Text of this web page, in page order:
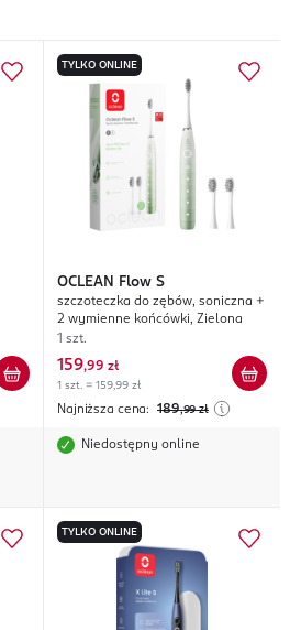
TYLKO ONLINE
OCLEAN Flow S
szczoteczka do zębów, soniczna +
2 wymienne końcówki, Zielona
1 szt.
159,99 zł
1 szt. = 159,99 zł
Najniższa cena: 189,99 zł
Niedostępny online
TYLKO ONLINE